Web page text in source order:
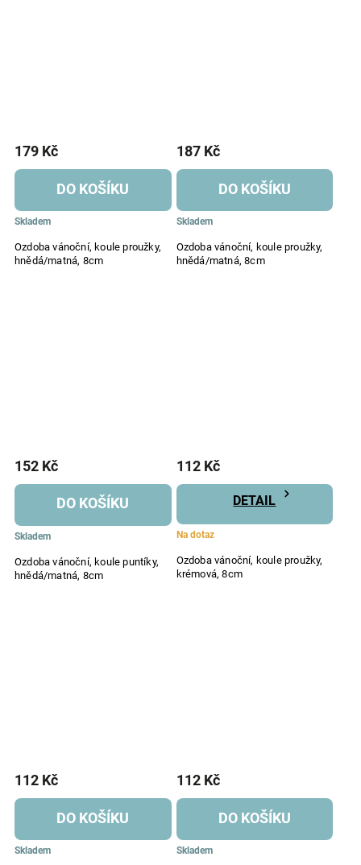
Ozdoba vánoční, koule proužky,
hnědá/matná, 8cm
Skladem
179 Kč
DO KOŠÍKU
Ozdoba vánoční, koule proužky,
hnědá/matná, 8cm
Skladem
187 Kč
DO KOŠÍKU
Ozdoba vánoční, koule puntíky,
hnědá/matná, 8cm
Skladem
152 Kč
DO KOŠÍKU
Ozdoba vánoční, koule proužky,
krémová, 8cm
Na dotaz
112 Kč
DETAIL
Skladem
112 Kč
DO KOŠÍKU
Skladem
112 Kč
DO KOŠÍKU